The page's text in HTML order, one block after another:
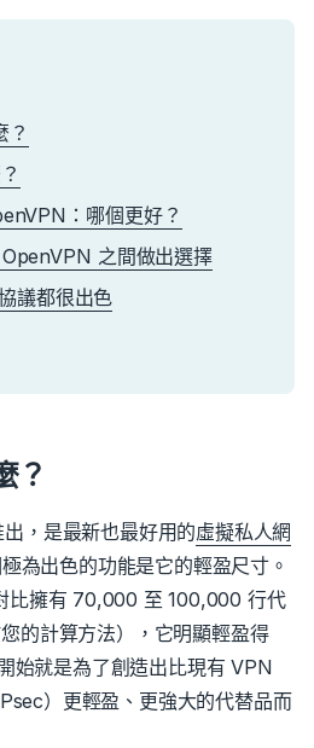
？
：哪個更好？
之間做出選擇
議都很出色
？
，是最新也最好用的虛擬私人網
為出色的功能是它的輕盈尺寸。
比擁有 70,000 至 100,000 行代
的計算方法），它明顯輕盈得
始就是為了創造出比現有 VPN
）更輕盈、更強大的代替品而